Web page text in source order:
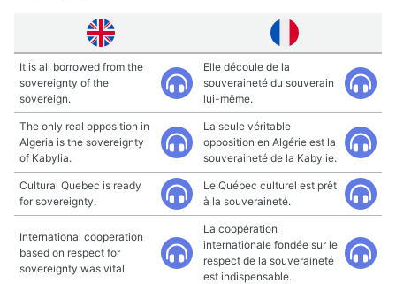
It is all borrowed from the
sovereignty of the
sovereign.
Elle découle de la
souveraineté du souverain
lui-même.
The only real opposition in
Algeria is the sovereignty
of Kabylia.
La seule véritable
opposition en Algérie est la
souveraineté de la Kabylie.
Cultural Quebec is ready
for sovereignty.
Le Québec culturel est prêt
à la souveraineté.
International cooperation
based on respect for
sovereignty was vital.
La coopération
internationale fondée sur le
respect de la souveraineté
est indispensable.